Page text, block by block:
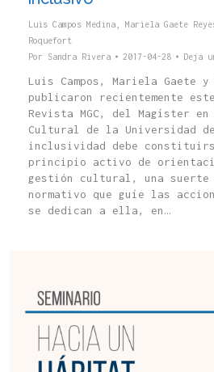
Luis Campos Medina Mariela Gaete
Roquefort
Por Sandra Rivera 2017-04-28 Deja
Luis Campos, Mariela Gaete y
publicaron recientemente
Revista MGC, del Magíster en
Cultural de la Universidad
inclusividad debe
principio activo de
gestión cultural, una suerte
normativo que guíe las
se dedican a ella, en…